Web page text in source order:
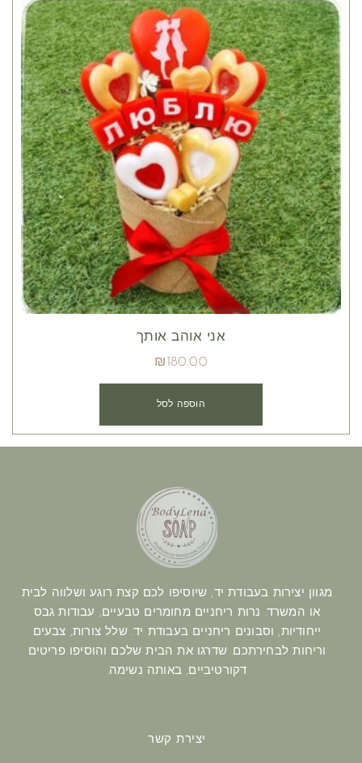
אני אוהב אותך
₪180.00
הוספה לסל
מגוון יצירות בעבודת יד, שיוסיפו לכם קצת רוגע ושלווה לבית
או המשרד. נרות ריחניים מחומרים טבעיים, עבודות גבס
ייחודיות, וסבונים ריחניים בעבודת יד. שלל צורות, צבעים
וריחות לבחירתכם. שדרגו את הבית שלכם והוסיפו פריטים
דקורטיביים, באותה נשימה.
יצירת קשר